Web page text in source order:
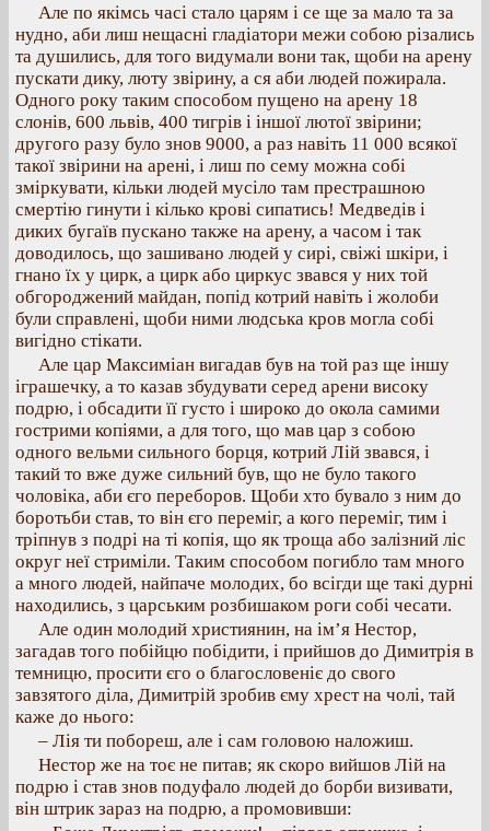
Але по якімсь часі стало царям і се ще за мало та за
нудно, аби лиш нещасні гладіатори межи собою різались
та душились, для того видумали вони так, щоби на арену
пускати дику, люту звірину, а ся аби людей пожирала.
Одного року таким способом пущено на арену 18
слонів, 600 львів, 400 тигрів і іншої лютої звірини;
другого разу було знов 9000, а раз навіть 11 000 всякої
такої звірини на арені, і лиш по сему можна собі
зміркувати, кільки людей мусіло там престрашною
смертію гинути і кілько крові сипатись! Медведів і
диких бугаїв пускано также на арену, а часом і так
доводилось, що зашивано людей у сирі, свіжі шкіри, і
гнано їх у цирк, а цирк або циркус звався у них той
обгороджений майдан, попід котрий навіть і жолоби
були справлені, щоби ними людська кров могла собі
вигідно стікати.
Але цар Максиміан вигадав був на той раз ще іншу
іграшечку, а то казав збудувати серед арени високу
подрю, і обсадити її густо і широко до окола самими
гострими копіями, а для того, що мав цар з собою
одного вельми сильного борця, котрий Лій звався, і
такий то вже дуже сильний був, що не було такого
чоловіка, аби єго переборов. Щоби хто бувало з ним до
боротьби став, то він єго переміг, а кого переміг, тим і
тріпнув з подрі на ті копія, що як троща або залізний ліс
округ неї стриміли. Таким способом погибло там много
а много людей, найпаче молодих, бо всігди ще такі дурні
находились, з царським розбишаком роги собі чесати.
Але один молодий християнин, на ім’я Нестор,
загадав того побійцю побідити, і прийшов до Димитрія в
темницю, просити єго о благословеніє до свого
завзятого діла, Димитрій зробив єму хрест на чолі, тай
каже до нього:
– Лія ти побореш, але і сам головою наложиш.
Нестор же на тоє не питав; як скоро вийшов Лій на
подрю і став знов подуфало людей до борби визивати,
він штрик зараз на подрю, а промовивши: